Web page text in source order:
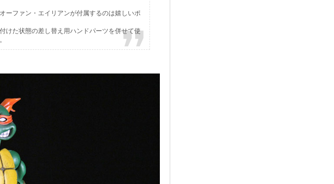
ーファン・エイリアンが付属するのは嬉しいポ
けた状態の差し替え用ハンドパーツを併せて使